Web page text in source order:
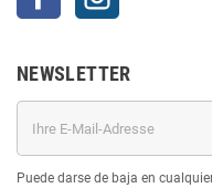
NEWSLETTER
Puede darse de baja en